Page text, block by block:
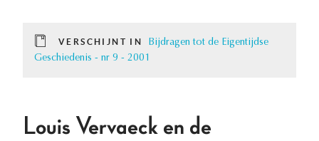
VERSCHIJNT IN
Bijdragen tot de Eigentijdse
Geschiedenis - nr 9 - 2001
Louis Vervaeck en de